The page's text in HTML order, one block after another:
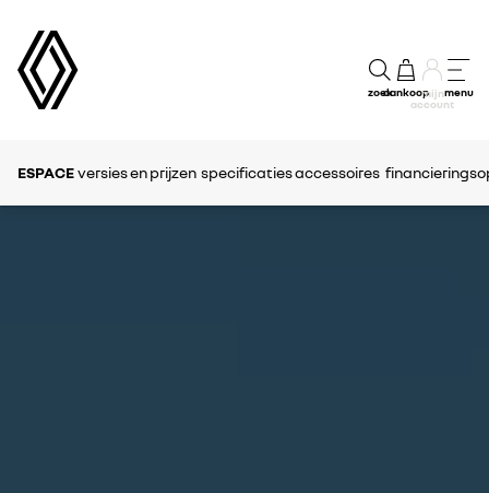
zoekaankoopmijn
account
menu
ESPACEversies en prijzen specificatiesaccessoires